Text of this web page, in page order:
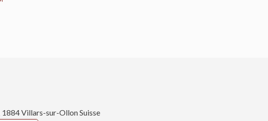
1884Villars-sur-Ollon Suisse